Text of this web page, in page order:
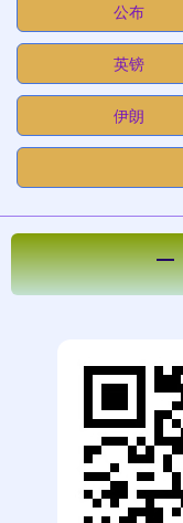
公布
英镑
伊朗